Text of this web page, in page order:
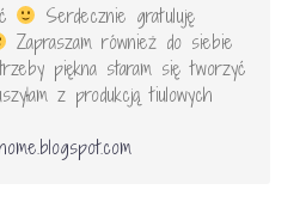
Serdecznie gratuluję
Zapraszam również do siebie
piękna staram się tworzyć
z produkcją tiulowych